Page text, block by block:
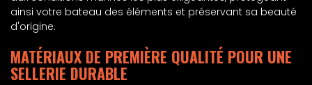
ainsi votre bateau des éléments et préservant sa beauté
d'origine.
MATÉRIAUX DE PREMIÈRE QUALITÉ POUR UNE
SELLERIE DURABLE